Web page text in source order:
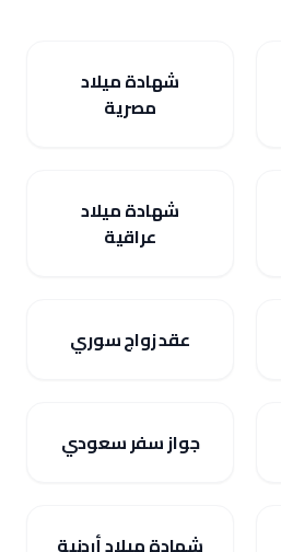
شهادة ميلاد
مصرية
شهادة ميلاد
عراقية
عقد زواج سوري
جواز سفر سعودي
شهادة ميلاد أردنية